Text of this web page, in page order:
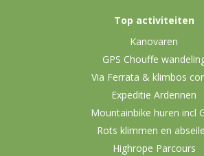
Top activiteiten
Kanovaren
GPS Chouffe
Via Ferrata & klimbos
Expeditie Ardennen
Mountainbike huren incl
Rots klimmen en
Highrope Parcours